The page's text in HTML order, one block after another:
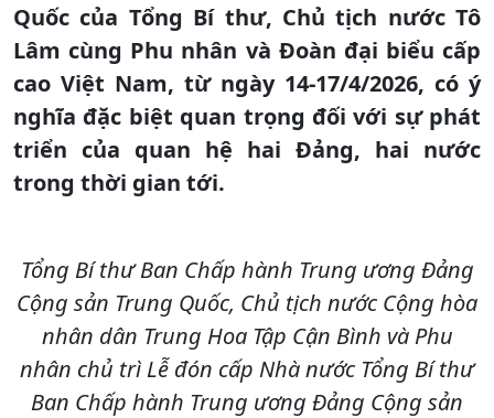
Quốc của Tổng Bí thư, Chủ tịch nước Tô
Lâm cùng Phu nhân và Đoàn đại biểu cấp
cao Việt Nam, từ ngày 14-17/4/2026, có ý
nghĩa đặc biệt quan trọng đối với sự phát
triển của quan hệ hai Đảng, hai nước
trong thời gian tới.
Tổng Bí thư Ban Chấp hành Trung ương Đảng
Cộng sản Trung Quốc, Chủ tịch nước Cộng hòa
nhân dân Trung Hoa Tập Cận Bình và Phu
nhân chủ trì Lễ đón cấp Nhà nước Tổng Bí thư
Ban Chấp hành Trung ương Đảng Cộng sản